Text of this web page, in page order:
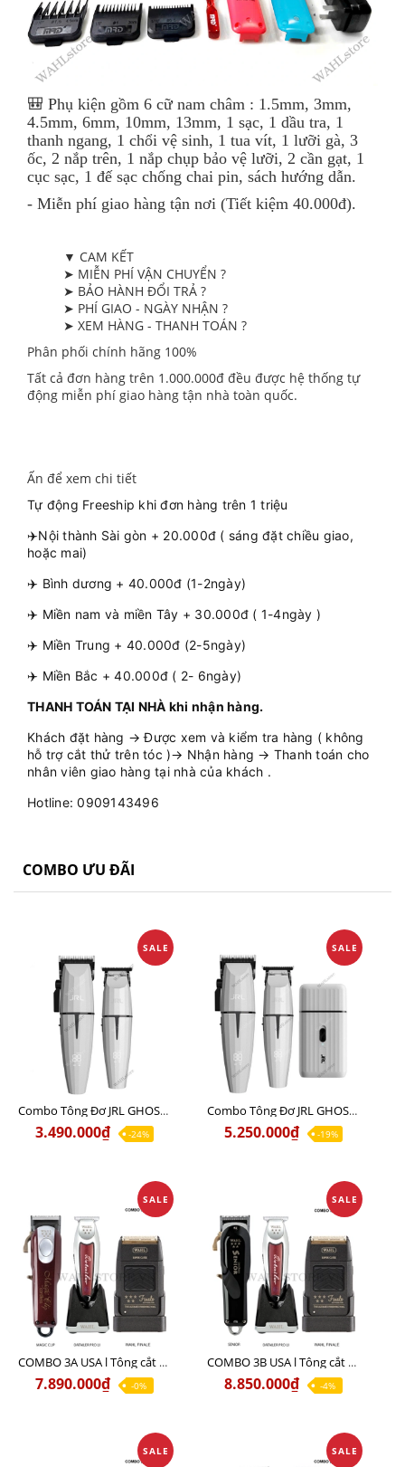
🎒 Phụ kiện gồm 6 cữ nam châm : 1.5mm, 3mm,
4.5mm, 6mm, 10mm, 13mm, 1 sạc, 1 dầu tra, 1
thanh ngang, 1 chổi vệ sinh, 1 tua vít, 1 lưỡi gà, 3
ốc, 2 nắp trên, 1 nắp chụp bảo vệ lưỡi, 2 cần gạt, 1
cục sạc, 1 đế sạc chống chai pin, sách hướng dẫn.
- Miễn phí giao hàng tận nơi (Tiết kiệm 40.000đ).
▼ CAM KẾT
➤ MIỄN PHÍ VẬN CHUYỂN ?
➤ BẢO HÀNH ĐỔI TRẢ ?
➤ PHÍ GIAO - NGÀY NHẬN ?
➤ XEM HÀNG - THANH TOÁN ?
Phân phối chính hãng 100%
Tất cả đơn hàng trên 1.000.000đ đều được hệ thống tự
động miễn phí giao hàng tận nhà toàn quốc.
Ấn để xem chi tiết
Tự động Freeship khi đơn hàng trên 1 triệu
✈️Nội thành Sài gòn + 20.000đ ( sáng đặt chiều giao,
hoặc mai)
✈️ Bình dương + 40.000đ (1-2ngày)
✈️ Miền nam và miền Tây + 30.000đ ( 1-4ngày )
✈️ Miền Trung + 40.000đ (2-5ngày)
✈️ Miền Bắc + 40.000đ ( 2- 6ngày)
THANH TOÁN TẠI NHÀ khi nhận hàng.
Khách đặt hàng → Được xem và kiểm tra hàng ( không
hỗ trợ cắt thử trên tóc )→ Nhận hàng → Thanh toán cho
nhân viên giao hàng tại nhà của khách .
Hotline: 0909143496
COMBO ƯU ĐÃI
SALE
Combo Tông Đơ JRL GHOST 1 Limited Edition Chính Hãng USA
3.490.000₫ -24%
SALE
Combo Tông Đơ JRL GHOST 2 Limited Edition Chính Hãng USA
5.250.000₫ -19%
SALE
COMBO 3A USA l Tông cắt MAGIC + Tông viền DETAILER PRO LI + Cạo khô FINALE
7.890.000₫ -0%
SALE
COMBO 3B USA l Tông cắt SENIOR + Tông viền DETAILER PRO LI + Cạo khô FINALE
8.850.000₫ -4%
SALE SALE